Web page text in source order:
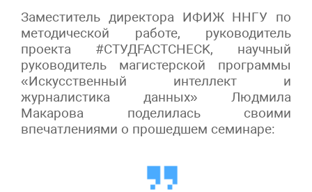
Заместитель директора ИФИЖ ННГУ по
методической работе, руководитель
проекта #СТУДFACTCHECK, научный
руководитель магистерской программы
«Искусственный интеллект и
журналистика данных» Людмила
Макарова поделилась своими
впечатлениями о прошедшем семинаре: